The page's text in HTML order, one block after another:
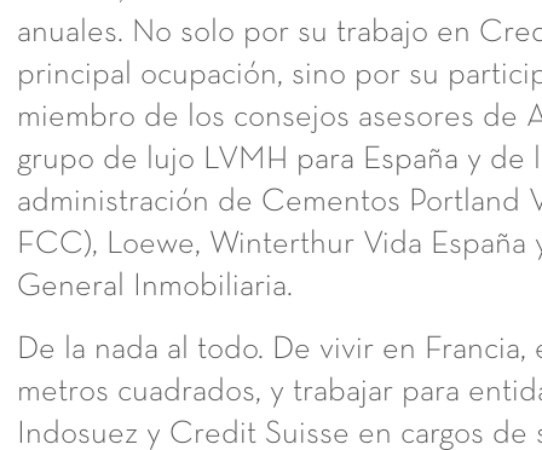
anuales. No solo por su trabajo en
principal ocupación, sino por su
miembro de los consejos asesores de
grupo de lujo LVMH para España y de
administración de Cementos Portland
FCC), Loewe, Winterthur Vida España
General Inmobiliaria.
De la nada al todo. De vivir en
metros cuadrados, y trabajar para
Indosuez y Credit Suisse en cargos de